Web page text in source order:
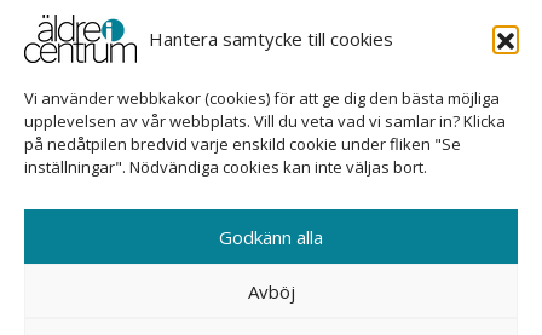
Hantera samtycke till cookies
Vi använder webbkakor (cookies) för att ge dig den bästa möjliga
upplevelsen av vår webbplats. Vill du veta vad vi samlar in? Klicka
på nedåtpilen bredvid varje enskild cookie under fliken "Se
inställningar". Nödvändiga cookies kan inte väljas bort.
Godkänn alla
Avböj
Riksföreningen för sjuksköterskor inom äldre- och
demensvård
Nationellt kompetenscentrum anhöriga
Sveavägen 155, 113 46 Stockholm
08-690 58 84